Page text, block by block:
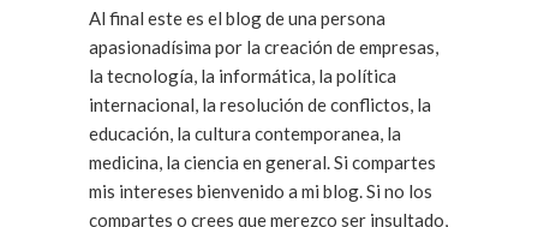
Al final este es el blog de una persona
apasionadísima por la creación de empresas,
la tecnología, la informática, la política
internacional, la resolución de conflictos, la
educación, la cultura contemporanea, la
medicina, la ciencia en general. Si compartes
mis intereses bienvenido a mi blog. Si no los
compartes o crees que merezco ser insultado,